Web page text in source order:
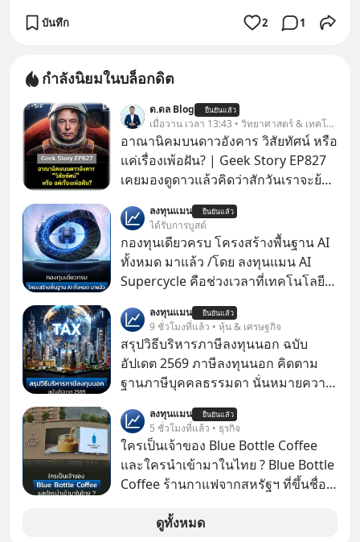
บันทึก 2 1
กำลังนิยมในบล็อกดิต
ด.ดล Blog ยืนยันแล้ว
เมื่อวาน เวลา 13:43 • วิทยาศาสตร์ & เทคโนโลยี
อาณานิคมบนดาวอังคาร วิสัยทัศน์ หรือ
แค่เรื่องเพ้อฝัน? | Geek Story EP827
เคยมองดูดาวแล้วคิดว่าสักวันเราจะย้าย
หรือ Jeff Bezos บอกไว้หรือเปล่า ภาพ
ฝันที่มหาเศรษฐีซิลิคอนแวลลีย์วาดไว้ว่า
มนุษย์นับล้านจะไปสร้างอาณานิคม
ใหม่ ล้อมรอบด้วยเทคโนโลยีสุดล้ำ อาจ
ไว้ใต้พรมคือ ดาวอังคารเป็นเพียงนรกที่
เต็มไปด้วยรังสีมรณะและฝุ่นพิษ แล้ว
ทำไมบรรดาผู้นำเทคโนโลยีถึงยัง
พยายามหลอกขายฝันลมๆ แล้งๆ นี้ให้
กับคนทั้งโลก พวกเขากำลังซ่อนความ
ลับอะไรไว้เบื้องหลังโปรเจกต์อวกาศที่
ผลาญทรัพยากรมหาศาล วันนี้เราจะมา
กะเทาะเปลือกความลวงโลกนี้กัน ใครที่
คิดว่าอนาคตของมนุษยชาติอยู่บนดาว
ดวงอื่น เลือกฟังกันได้เลยนะครับ อย่า
Geek Forever’s Podcast ของผมกัน
ลงทุนแมน ยืนยันแล้ว
ได้รับการบูสต์
กองทุนเดียวครบ โครงสร้างพื้นฐาน AI
ทั้งหมด มาแล้ว /โดย ลงทุนแมน AI
Supercycle คือช่วงเวลาที่เทคโนโลยี
เคลื่อนหลัก ของการเติบโตทาง
เศรษฐกิจ และวิถีชีวิตของผู้คนอย่าง
ยาวนานต่อจากนี้
ลงทุนแมน ยืนยันแล้ว
9 ชั่วโมงที่แล้ว • หุ้น & เศรษฐกิจ
สรุปวิธีบริหารภาษีลงทุนนอก ฉบับ
อัปเดต 2569 ภาษีลงทุนนอก คิดตาม
ฐานภาษีบุคคลธรรมดา นั่นหมายความ
ลงทุนแมน ยืนยันแล้ว
5 ชั่วโมงที่แล้ว • ธุรกิจ
ใครเป็นเจ้าของ Blue Bottle Coffee
และใครนำเข้ามาในไทย ? Blue Bottle
Coffee ร้านกาแฟจากสหรัฐฯ ที่ขึ้นชื่อ
แรกในประเทศไทย ที่ Central Park
ดูทั้งหมด